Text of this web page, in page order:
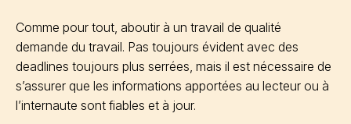
Comme pour tout, aboutir à un travail de qualité
demande du travail. Pas toujours évident avec des
deadlines toujours plus serrées, mais il est nécessaire de
s’assurer que les informations apportées au lecteur ou à
l’internaute sont fiables et à jour.